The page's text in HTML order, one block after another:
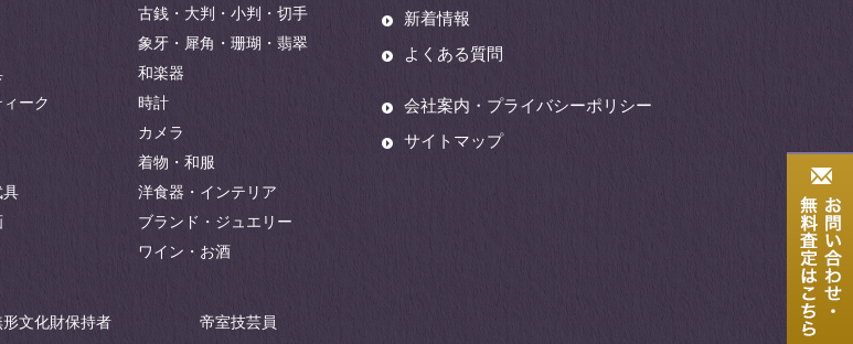
ーク
具
古銭・大判・小判・切手
象牙・犀角・珊瑚・翡翠
和楽器
時計
カメラ
着物・和服
洋食器・インテリア
ブランド・ジュエリー
ワイン・お酒
新着情報
よくある質問
会社案内・プライバシーポリシー
サイトマップ
文化財保持者
帝室技芸員